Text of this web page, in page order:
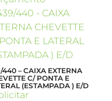
440 – CAIXA EXTERNA
C/ PONTA E
(ESTAMPADA ) E/D